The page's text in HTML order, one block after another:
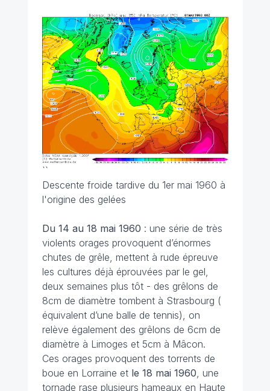
``
Descente froide tardive du 1er mai 1960 à
l'origine des gelées
Du 14 au 18 mai 1960 : une série de très
violents orages provoquent d’énormes
chutes de grêle, mettent à rude épreuve
les cultures déjà éprouvées par le gel,
deux semaines plus tôt - des grêlons de
8cm de diamètre tombent à Strasbourg (
équivalent d’une balle de tennis), on
relève également des grêlons de 6cm de
diamètre à Limoges et 5cm à Mâcon.
Ces orages provoquent des torrents de
boue en Lorraine etle 18 mai 1960, une
tornade rase plusieurs hameaux en Haute